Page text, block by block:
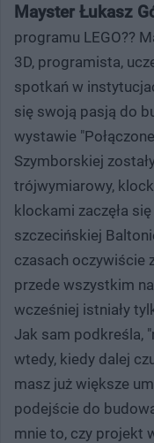
Mayster Łukasz
programu LEGO??
3D, programista,
spotkań w
się swoją pasją do
wystawie
Szymborskiej
trójwymiarowy,
klockami zaczęła
szczecińskiej
czasach oczywiście
przede wszystkim
wcześniej istniały
Jak sam podkreśla,
wtedy, kiedy dalej
masz już większe
podejście do
mnie to, czy projekt